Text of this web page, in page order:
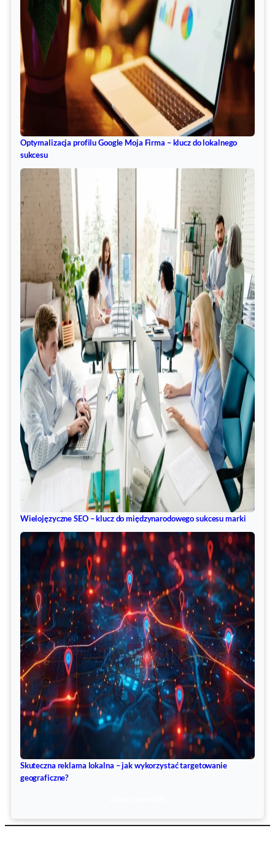
Optymalizacja profilu Google Moja Firma – klucz do lokalnego
sukcesu
Wielojęzyczne SEO – klucz do międzynarodowego sukcesu marki
Skuteczna reklama lokalna – jak wykorzystać targetowanie
geograficzne?